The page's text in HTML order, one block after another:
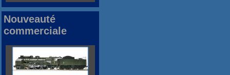
Nouveauté
commerciale